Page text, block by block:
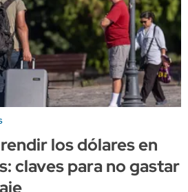
los dólares en
claves para no gastar